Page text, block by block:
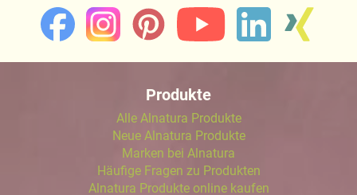
Produkte
Alle Alnatura Produkte
Neue Alnatura Produkte
Marken bei Alnatura
Häufige Fragen zu Produkten
Alnatura Produkte online kaufen